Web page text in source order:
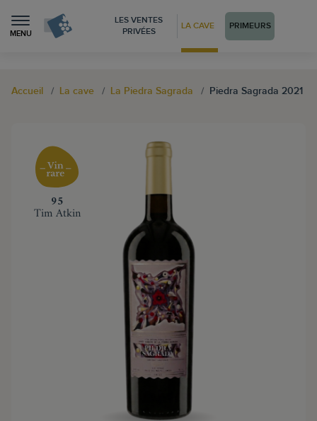
MENU
LES VENTES
PRIVÉES
LA CAVE PRIMEURS
Accueil La cave La Piedra Sagrada Piedra Sagrada 2021
‍95
Tim Atkin